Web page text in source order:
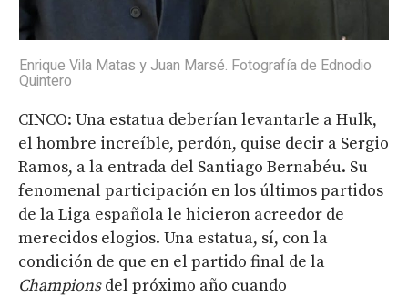
Enrique Vila Matas y Juan Marsé. Fotografía de Ednodio
Quintero
CINCO: Una estatua deberían levantarle a Hulk,
el hombre increíble, perdón, quise decir a Sergio
Ramos, a la entrada del Santiago Bernabéu. Su
fenomenal participación en los últimos partidos
de la Liga española le hicieron acreedor de
merecidos elogios. Una estatua, sí, con la
condición de que en el partido final de la
Championsdel próximo año cuando